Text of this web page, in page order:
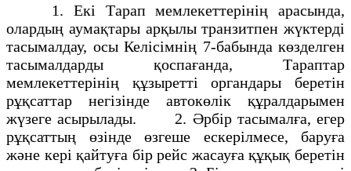
1. Екі Тарап мемлекеттерінің арасында,
олардың аумақтары арқылы транзитпен жүктерді
тасымалдау, осы Келісімнің 7-бабында көзделген
тасымалдарды қоспағанда, Тараптар
мемлекеттерінің құзыретті органдары беретін
рұқсаттар негізінде автокөлік құралдарымен
жүзеге асырылады. 2. Әрбір тасымалға, егер
рұқсаттың өзінде өзгеше ескерілмесе, баруға
және кері қайтуға бір рейс жасауға құқық беретін